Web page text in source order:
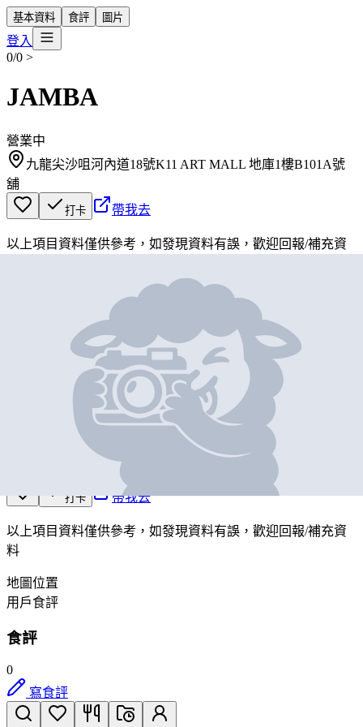
基本資料 食評 圖片
登入
0/0 >
JAMBA
營業中
九龍尖沙咀河內道18號K11 ART MALL 地庫1樓B101A號
舖
打卡 帶我去
以上項目資料僅供參考，如發現資料有誤，歡迎回報/補充資
JAMBA
九龍尖沙咀河內道18號K11 ART MALL 地庫1樓B101A號
打卡 帶我去
以上項目資料僅供參考，如發現資料有誤，歡迎回報/補充資
料
地圖位置
用戶食評
食評
0
寫食評